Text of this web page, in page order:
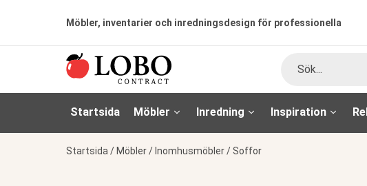
Möbler, inventarier och inredningsdesign för professionella
Startsida Möbler Inredning Inspiration
Startsida / Möbler/ Inomhusmöbler/Soffor